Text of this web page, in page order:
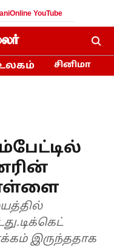
YouTube
சினிமா
இருந்ததாக